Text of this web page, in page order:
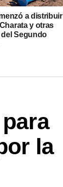
a distribuir
y otras
del Segundo
la